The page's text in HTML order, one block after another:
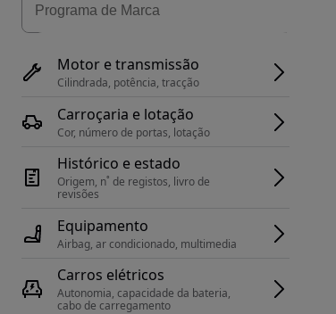
Motor e transmissão
Cilindrada, potência, tracção
Carroçaria e lotação
Cor, número de portas, lotação
Histórico e estado
Origem, n˚ de registos, livro de
revisões
Equipamento
Airbag, ar condicionado, multimedia
Carros elétricos
Autonomia, capacidade da bateria,
cabo de carregamento